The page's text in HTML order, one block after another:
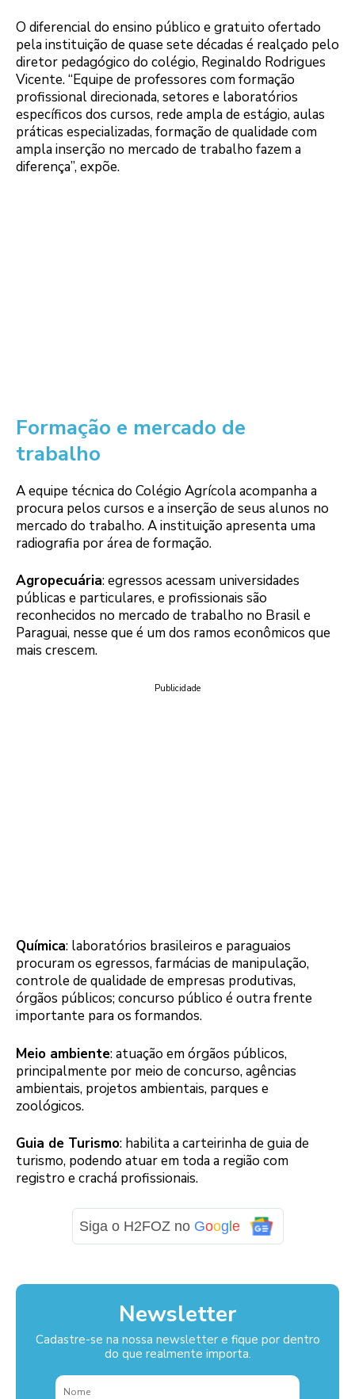
O diferencial do ensino público e gratuito ofertado
pela instituição de quase sete décadas é realçado pelo
diretor pedagógico do colégio, Reginaldo Rodrigues
Vicente. “Equipe de professores com formação
profissional direcionada, setores e laboratórios
específicos dos cursos, rede ampla de estágio, aulas
práticas especializadas, formação de qualidade com
ampla inserção no mercado de trabalho fazem a
diferença”, expõe.
Formação e mercado de
trabalho
A equipe técnica do Colégio Agrícola acompanha a
procura pelos cursos e a inserção de seus alunos no
mercado do trabalho. A instituição apresenta uma
radiografia por área de formação.
Agropecuária: egressos acessam universidades
públicas e particulares, e profissionais são
reconhecidos no mercado de trabalho no Brasil e
Paraguai, nesse que é um dos ramos econômicos que
mais crescem.
Publicidade
Química: laboratórios brasileiros e paraguaios
procuram os egressos, farmácias de manipulação,
controle de qualidade de empresas produtivas,
órgãos públicos; concurso público é outra frente
importante para os formandos.
Meio ambiente: atuação em órgãos públicos,
principalmente por meio de concurso, agências
ambientais, projetos ambientais, parques e
zoológicos.
Guia de Turismo: habilita a carteirinha de guia de
turismo, podendo atuar em toda a região com
registro e crachá profissionais.
Siga o H2FOZ no Google
Newsletter
Cadastre-se na nossa newsletter e fique por dentro
do que realmente importa.